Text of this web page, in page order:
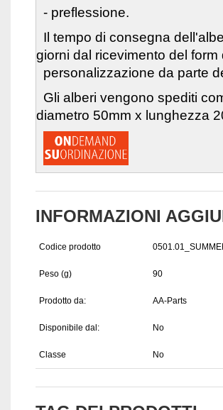
- preflessione.
Il tempo di consegna
giorni dal ricevimento del form
personalizzazione da parte
Gli alberi vengono spediti
diametro 50mm x lunghezza
INFORMAZIONI
Codice prodotto
Peso (g) 90
Prodotto da: AA-Parts
Disponibile dal: No
Classe No